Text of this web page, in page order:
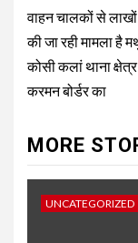
वाहन चालकों से
की जा रही मामला है
कोसी कलां थाना
करमन बोर्डर का
MORE
UNCATEGORIZED